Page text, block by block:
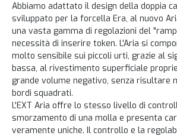
Abbiamo adattato il design della doppia
sviluppato per la forcella Era, al nuovo
una vasta gamma di regolazioni del
necessità di inserire token. L'Aria si
molto sensibile sui piccoli urti, grazie al
bassa, al rivestimento superficiale
grande volume negativo, senza risultare
bordi squadrati.
L'EXT Aria offre lo stesso livello di
smorzamento di una molla e presenta
veramente uniche. Il controllo e la